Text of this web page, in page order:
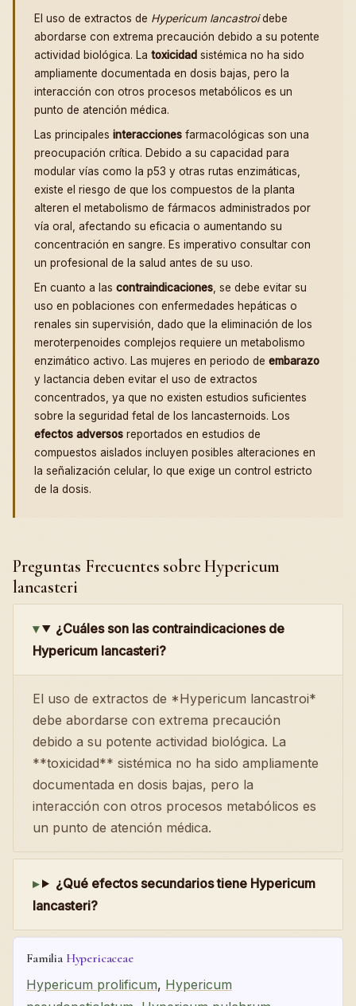
El uso de extractos de Hypericum lancastroidebe
abordarse con extrema precaución debido a su potente
actividad biológica. La toxicidad sistémica no ha sido
ampliamente documentada en dosis bajas, pero la
interacción con otros procesos metabólicos es un
punto de atención médica.
Las principales interacciones farmacológicas son una
preocupación crítica. Debido a su capacidad para
modular vías como la p53 y otras rutas enzimáticas,
existe el riesgo de que los compuestos de la planta
alteren el metabolismo de fármacos administrados por
vía oral, afectando su eficacia o aumentando su
concentración en sangre. Es imperativo consultar con
un profesional de la salud antes de su uso.
En cuanto a las contraindicaciones , se debe evitar su
uso en poblaciones con enfermedades hepáticas o
renales sin supervisión, dado que la eliminación de los
meroterpenoides complejos requiere un metabolismo
enzimático activo. Las mujeres en periodo de embarazo
y lactancia deben evitar el uso de extractos
concentrados, ya que no existen estudios suficientes
sobre la seguridad fetal de los lancasternoids. Los
efectos adversos reportados en estudios de
compuestos aislados incluyen posibles alteraciones en
la señalización celular, lo que exige un control estricto
de la dosis.
Preguntas Frecuentes sobre Hypericum
lancasteri
¿Cuáles son las contraindicaciones de
Hypericum lancasteri?
El uso de extractos de *Hypericum lancastroi*
debe abordarse con extrema precaución
debido a su potente actividad biológica. La
**toxicidad** sistémica no ha sido ampliamente
documentada en dosis bajas, pero la
interacción con otros procesos metabólicos es
un punto de atención médica.
¿Qué efectos secundarios tiene Hypericum
lancasteri?
Familia Hypericaceae
Hypericum prolificum, Hypericum